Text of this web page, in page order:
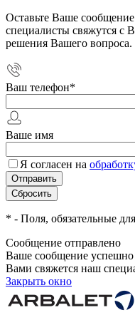
Оставьте Ваше
специалисты свяжутся с
решения Вашего вопроса.
Ваш телефон*
Ваше имя
Я согласен на
* - Поля, обязательные
Сообщение отправлено
Ваше сообщение
Вами свяжется наш
Закрыть окно